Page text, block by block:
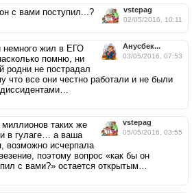
vstepag
02/05/2016, 10:11
с вами поступил...?
Анусбек...
03/05/2016, 07:53
немного жил в ЕГО
помню, ни
родни не пострадал
что все они честно работали и не были
vstepag
05/05/2016, 03:55
миллионов таких же
в гулаге… а ваша
возможно исчерпала
поэтому вопрос «как бы он
с вами?» остается открытым…